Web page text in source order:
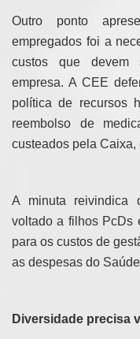
Outro ponto
empregados foi a
custos que devem
empresa. A CEE
política de recursos
reembolso de
custeados pela Caixa,
A minuta reivindica
voltado a filhos PcDs
para os custos de
as despesas do
Diversidade precisa